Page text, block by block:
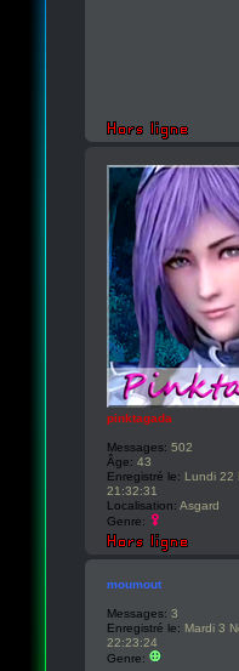
pinktagada
Messages: 502
Âge: 43
Enregistré le: Lundi 22
21:32:31
Localisation: Asgard
Genre:
moumout
Messages: 3
Enregistré le: Mardi 3
22:23:24
Genre: